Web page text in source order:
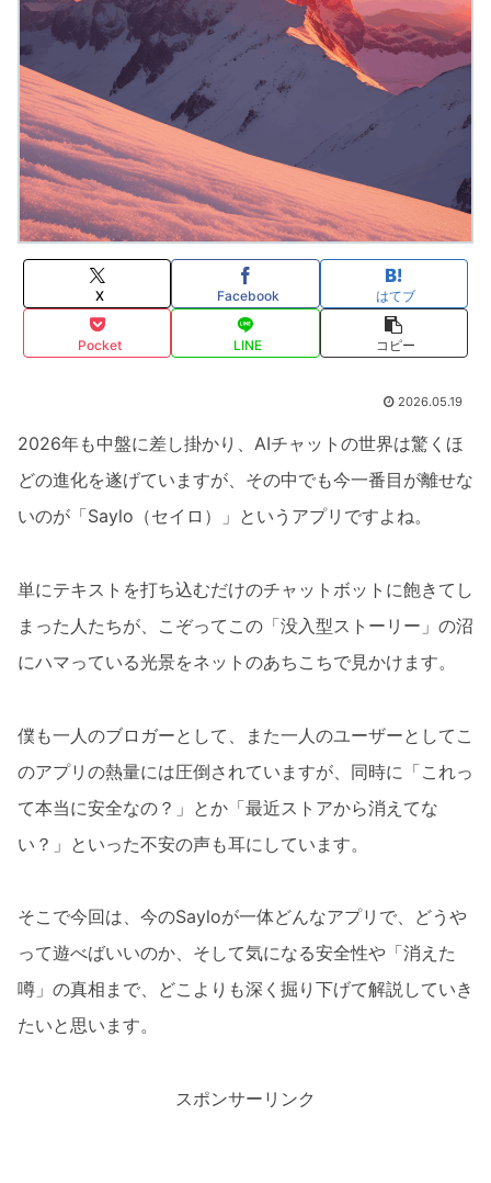
X Facebook はてブ
Pocket LINE コピー
2026.05.19
2026年も中盤に差し掛かり、AIチャットの世界は驚くほ
どの進化を遂げていますが、その中でも今一番目が離せな
いのが「Saylo（セイロ）」というアプリですよね。
単にテキストを打ち込むだけのチャットボットに飽きてし
まった人たちが、こぞってこの「没入型ストーリー」の沼
にハマっている光景をネットのあちこちで見かけます。
僕も一人のブロガーとして、また一人のユーザーとしてこ
のアプリの熱量には圧倒されていますが、同時に「これっ
て本当に安全なの？」とか「最近ストアから消えてな
い？」といった不安の声も耳にしています。
そこで今回は、今のSayloが一体どんなアプリで、どうや
って遊べばいいのか、そして気になる安全性や「消えた
噂」の真相まで、どこよりも深く掘り下げて解説していき
たいと思います。
スポンサーリンク